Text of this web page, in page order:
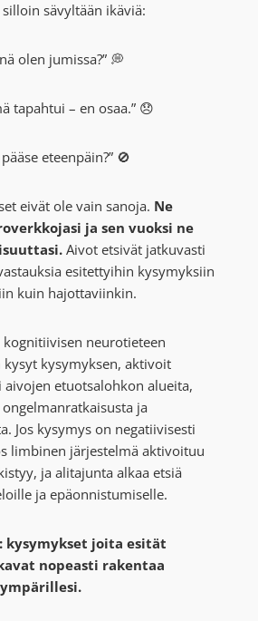
sävyltään ikäviä:
olen jumissa?” 💭
tapahtui – en osaa.” 😞
eteenpäin?” 🚫
eivät ole vain sanoja. Ne
ja sen vuoksi ne
Aivot etsivät jatkuvasti
esitettyihin kysymyksiin
kuin hajottaviinkin.
neurotieteen
kysymyksen, aktivoit
aivojen etuotsalohkon alueita,
ja
Jos kysymys on negatiivisesti
limbinen järjestelmä aktivoituu
ja alitajunta alkaa etsiä
ja epäonnistumiselle.
kysymykset joita esität
nopeasti rakentaa